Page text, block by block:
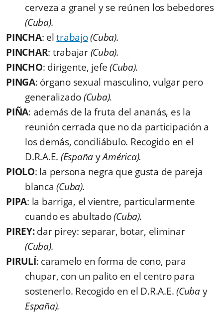
cerveza a granel y se reúnen los bebedores
(Cuba).
PINCHA: eltrabajo(Cuba).
PINCHAR: trabajar(Cuba).
PINCHO: dirigente, jefe(Cuba).
PINGA: órgano sexual masculino, vulgar pero
generalizado(Cuba).
PIÑA: además de la fruta del ananás, es la
reunión cerrada que no da participación a
los demás, conciliábulo. Recogido en el
D.R.A.E. (EspañayAmérica).
PIOLO: la persona negra que gusta de pareja
blanca(Cuba).
PIPA: la barriga, el vientre, particularmente
cuando es abultado(Cuba).
PIREY:dar pirey: separar, botar, eliminar
(Cuba).
PIRULÍ: caramelo en forma de cono, para
chupar, con un palito en el centro para
sostenerlo. Recogido en el D.R.A.E.(Cubay
España).